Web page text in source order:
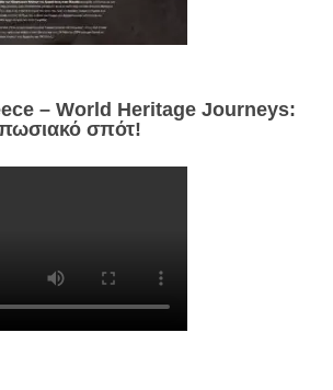
– World Heritage Journeys:
σπότ!